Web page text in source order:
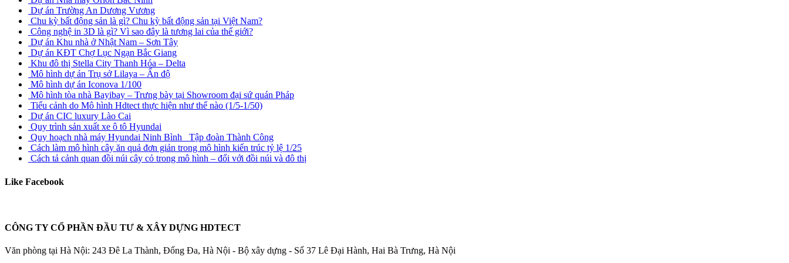
Dự án Trường An Dương Vương
Chu kỳ bất động sản là gì? Chu kỳ bất động sản tại Việt Nam?
Công nghệ in 3D là gì? Vì sao đây là tương lai của thế giới?
Dự án Khu nhà ở Nhật Nam – Sơn Tây
Dự án KĐT Chợ Lục Ngạn Bắc Giang
Khu đô thị Stella City Thanh Hóa – Delta
Mô hình dự án Trụ sở Lilaya – Ấn độ
Mô hình dự án Iconova 1/100
Mô hình tòa nhà Bayibay – Trưng bày tại Showroom đại sứ quán Pháp
Tiểu cảnh do Mô hình Hdtect thực hiện như thế nào (1/5-1/50)
Dự án CIC luxury Lào Cai
Quy trình sản xuất xe ô tô Hyundai
Quy hoạch nhà máy Hyundai Ninh Bình _Tập đoàn Thành Công
Cách làm mô hình cây ăn quả đơn giản trong mô hình kiến trúc tỷ lệ 1/25
Cách tả cảnh quan đồi núi cây cỏ trong mô hình – đối với đồi núi và đô thị
Like Facebook
CÔNG TY CỔ PHẦN ĐẦU TƯ & XÂY DỰNG HDTECT
Văn phòng tại Hà Nội: 243 Đê La Thành, Đống Đa, Hà Nội - Bộ xây dựng - Số 37 Lê Đại Hành, Hai Bà Trưng, Hà Nội